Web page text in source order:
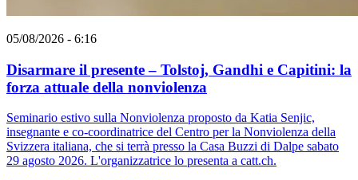
05/08/2026 - 6:16
Disarmare il presente – Tolstoj, Gandhi e Capitini: la
forza attuale della nonviolenza
Seminario estivo sulla Nonviolenza proposto da Katia Senjic,
insegnante e co-coordinatrice del Centro per la Nonviolenza della
Svizzera italiana, che si terrà presso la Casa Buzzi di Dalpe sabato
29 agosto 2026. L'organizzatrice lo presenta a catt.ch.